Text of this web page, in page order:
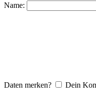
Name:
Daten merken? Dein